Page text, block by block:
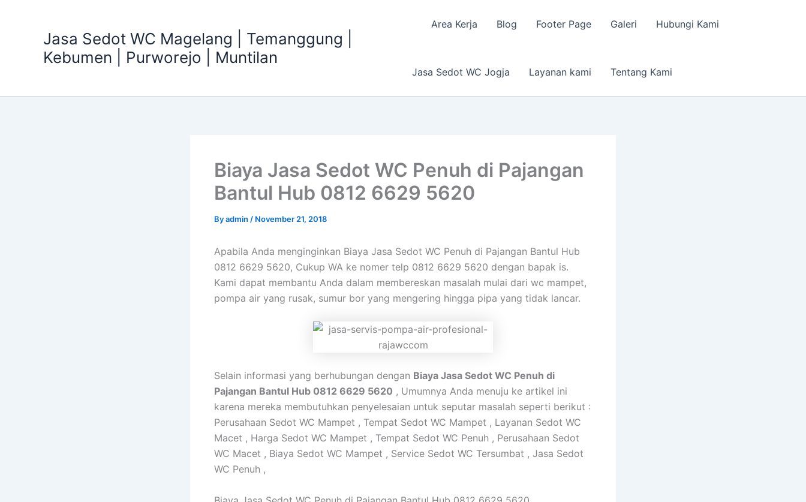
Jasa Sedot WC Magelang | Temanggung |
Kebumen | Purworejo | Muntilan
Area Kerja Blog Footer Page Galeri Hubungi Kami
Jasa Sedot WC Jogja Layanan kami Tentang Kami
Biaya Jasa Sedot WC Penuh di Pajangan
Bantul Hub 0812 6629 5620
Byadmin / November 21, 2018
Apabila Anda menginginkan Biaya Jasa Sedot WC Penuh di Pajangan Bantul Hub
0812 6629 5620, Cukup WA ke nomer telp 0812 6629 5620 dengan bapak is.
Kami dapat membantu Anda dalam membereskan masalah mulai dari wc mampet,
pompa air yang rusak, sumur bor yang mengering hingga pipa yang tidak lancar.
Selain informasi yang berhubungan dengan Biaya Jasa Sedot WC Penuh di
Pajangan Bantul Hub 0812 6629 5620 , Umumnya Anda menuju ke artikel ini
karena mereka membutuhkan penyelesaian untuk seputar masalah seperti berikut :
Perusahaan Sedot WC Mampet , Tempat Sedot WC Mampet , Layanan Sedot WC
Macet , Harga Sedot WC Mampet , Tempat Sedot WC Penuh , Perusahaan Sedot
WC Macet , Biaya Sedot WC Mampet , Service Sedot WC Tersumbat , Jasa Sedot
WC Penuh ,